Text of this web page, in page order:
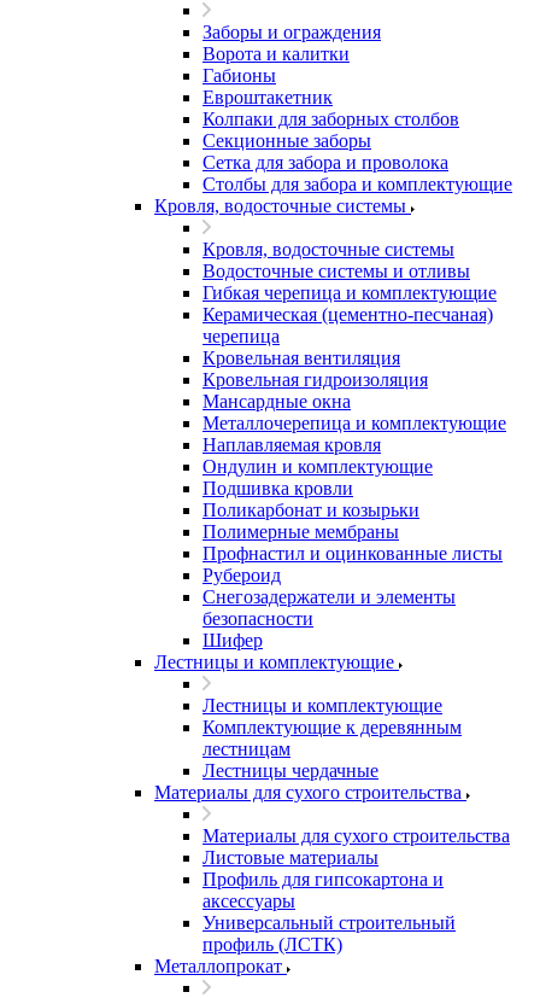
Заборы и ограждения
Ворота и калитки
Габионы
Евроштакетник
Колпаки для заборных столбов
Секционные заборы
Сетка для забора и проволока
Столбы для забора и комплектующие
Кровля, водосточные системы
Кровля, водосточные системы
Водосточные системы и отливы
Гибкая черепица и комплектующие
Керамическая (цементно-песчаная)
черепица
Кровельная вентиляция
Кровельная гидроизоляция
Мансардные окна
Металлочерепица и комплектующие
Наплавляемая кровля
Ондулин и комплектующие
Подшивка кровли
Поликарбонат и козырьки
Полимерные мембраны
Профнастил и оцинкованные листы
Рубероид
Снегозадержатели и элементы
безопасности
Шифер
Лестницы и комплектующие
Лестницы и комплектующие
Комплектующие к деревянным
лестницам
Лестницы чердачные
Материалы для сухого строительства
Материалы для сухого строительства
Листовые материалы
Профиль для гипсокартона и
аксессуары
Универсальный строительный
профиль (ЛСТК)
Металлопрокат